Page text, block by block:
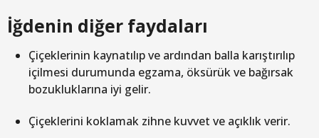
İğdenin diğer faydaları
Çiçeklerinin kaynatılıp ve ardından balla karıştırılıp
içilmesi durumunda egzama, öksürük ve bağırsak
bozukluklarına iyi gelir.
Çiçeklerini koklamak zihne kuvvet ve açıklık verir.